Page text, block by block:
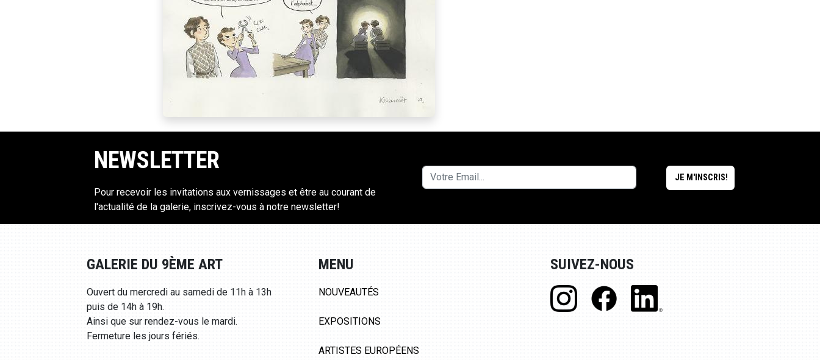
NEWSLETTER
Pour recevoir les invitations aux vernissages et être au courant de
l'actualité de la galerie, inscrivez-vous à notre newsletter!
GALERIE DU 9ÈME ART
Ouvert du mercredi au samedi de 11h à 13h
puis de 14h à 19h.
Ainsi que sur rendez-vous le mardi.
Fermeture les jours fériés.
MENU
NOUVEAUTÉS
EXPOSITIONS
ARTISTES EUROPÉENS
SUIVEZ-NOUS